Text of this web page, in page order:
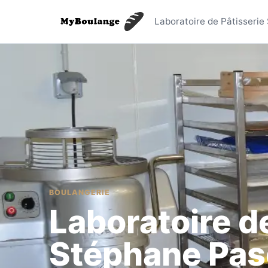
Laboratoire de
BOULANGERIE
Laboratoire
Stéphane